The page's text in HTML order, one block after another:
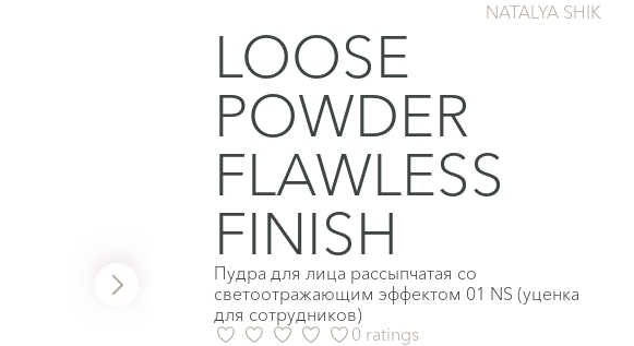
NATALYA SHIK
LOOSE
POWDER
FLAWLESS
FINISH
Пудра для лица рассыпчатая со
светоотражающим эффектом 01 NS (уценка
для сотрудников)
0 ratings